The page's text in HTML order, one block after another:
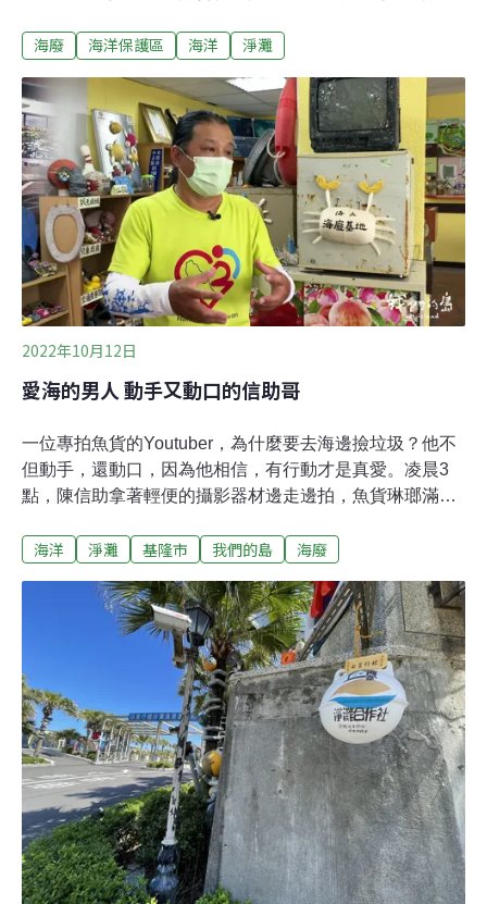
漁比例低，台灣漁獲資源減少，連魚店業者及漁民都明顯
2021年4月22日世界地球日，《今周刊》啟動「還海行動
1095」計畫，預計用三年、1095天，號召全台企業、
NGO組織到台灣各海岸淨灘，並將收集到的海洋廢棄物再
利用製成商品。「還海就是要把乾淨的海洋還給台灣」，
今周刊研發長、計畫發起人王之杰指出。計畫推出至今已
有27家企業響應，舉辦12場淨灘活動、累積清除海廢量達
7666公斤以上，以寶特瓶為最大宗。目前已清除超過6萬
個寶特瓶，並製成1萬雙再製環保品「新國民藍白永續拖
鞋」。今年計畫邁入第三年，《今周刊》宣布與「iDiving
愛潛水」團隊合
海廢 海洋保護區 海洋 淨灘
2022年10月12日
愛海的男人 動手又動口的信助哥
一位專拍魚貨的Youtuber，為什麼要去海邊撿垃圾？他不
但動手，還動口，因為他相信，有行動才是真愛。凌晨3
點，陳信助拿著輕便的攝影器材邊走邊拍，魚貨琳瑯滿
二楚。經常接觸魚，知道垃圾經由食物鏈，繞了一圈會重
北市濂洞溪的出海口，俗稱「十三層遺址」的水湳洞選煉
場就在一旁，溪水把石頭染成黃棕色，再往外就是陰陽
海。水湳洞是出名的觀光熱點，風光無限，道路下方，無
人問津的出海口卻堆滿保麗龍垃圾。粉專召集淨灘活動高
溫37℃，40位志工全副武裝，彎著腰撿拾。有些專門撿大
型保麗龍，有些拿著120公升的大塑膠袋，處理小垃圾。
收拾過程合作無間，彷彿充滿默契的夥伴，其實他們互不
相識，響應這場淨灘活動才齊聚一堂，這場活動的召集人
就是陳信助，他在社群網站成立粉專，7年多來，已經舉
辦了將近100場淨灘活動，響應志工累計有
海洋 淨灘 基隆市 我們的島 海廢